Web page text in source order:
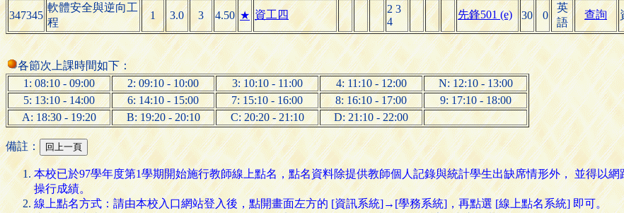
347345
軟體安全與逆向工
程
1 3.0 3 4.50 ★ 資工四
2 3
4
先鋒501 (e) 30 0
英
語
查詢
各節次上課時間如下：
1: 08:10 - 09:00
2: 09:10 - 10:00 3: 10:10 - 11:00 4: 11:10 - 12:00
N: 12:10 - 13:00
5: 13:10 - 14:00
6: 14:10 - 15:00 7: 15:10 - 16:00 8: 16:10 - 17:00
9: 17:10 - 18:00
A: 18:30 - 19:20
B: 19:20 - 20:10 C: 20:20 - 21:10 D: 21:10 - 22:00
備註：
本校已於97學年度第1學期開始施行教師線上點名，點名資料除提供教師個人記錄與統計學生出缺席情形外， 並得以
操行成績。
線上點名方式：請由本校入口網站登入後，點開畫面左方的 [資訊系統]→[學務系統]，再點選 [線上點名系統] 即可。